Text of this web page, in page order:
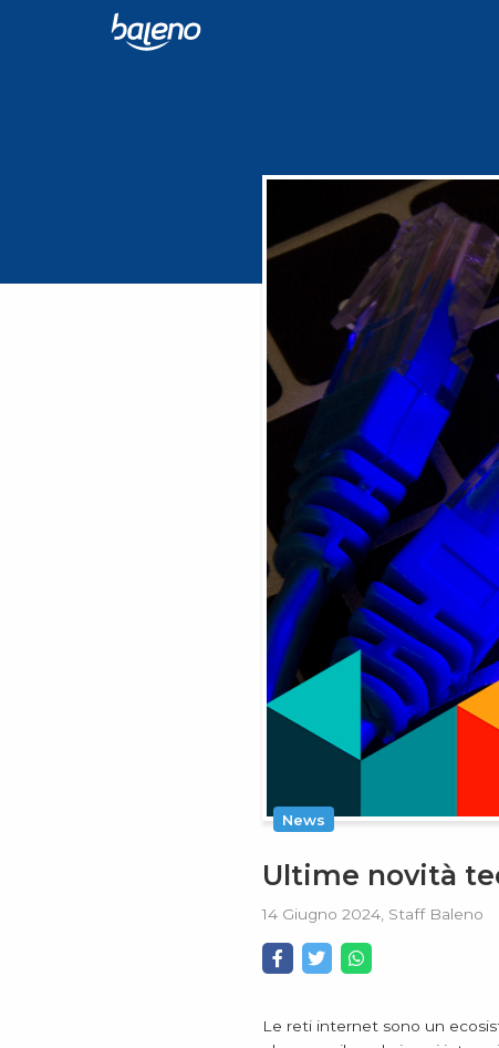
News
Ultime novità
14 Giugno 2024, Staff Baleno
Le reti internet sono un